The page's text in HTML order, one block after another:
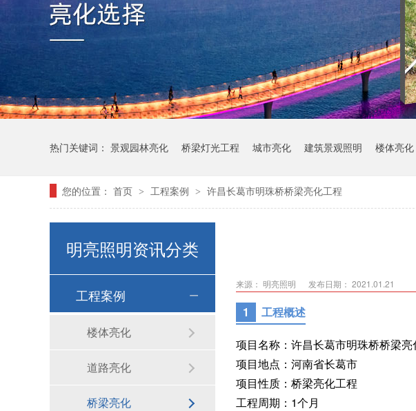
热门关键词： 景观园林亮化 桥梁灯光工程 城市亮化 建筑景观照明 楼体亮化
您的位置： 首页 > 工程案例 > 许昌长葛市明珠桥桥梁亮化工程
来源： 明亮照明 发布日期： 2021.01.21
1 工程概述
项目名称：许昌长葛市明珠桥桥梁亮
项目地点：河南省长葛市
项目性质：桥梁亮化工程
工程周期：1个月
明亮照明资讯分类
工程案例
楼体亮化
道路亮化
桥梁亮化